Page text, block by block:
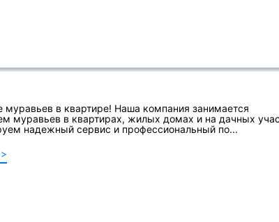
муравьев в квартире! Наша компания занимается
муравьев в квартирах, жилых домах и на дачных
надежный сервис и профессиональный по...